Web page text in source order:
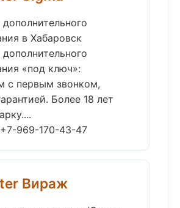
в Хабаровск
«под ключ»:
с первым звонком,
Более 18 лет
+7-969-170-43-47
Вираж